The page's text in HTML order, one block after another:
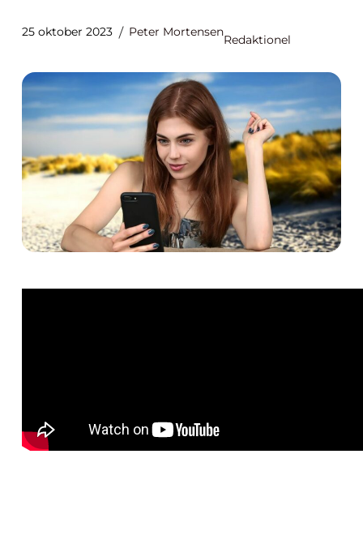
25 oktober 2023 Peter Mortensen
Redaktionel